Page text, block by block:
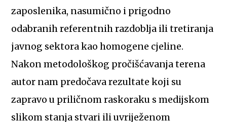
zaposlenika, nasumično i prigodno
odabranih referentnih razdoblja ili tretiranja
javnog sektora kao homogene cjeline.
Nakon metodološkog pročišćavanja terena
autor nam predočava rezultate koji su
zapravo u priličnom raskoraku s medijskom
slikom stanja stvari ili uvriježenom